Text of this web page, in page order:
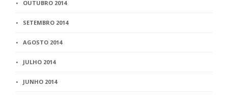
OUTUBRO 2014
SETEMBRO 2014
AGOSTO 2014
JULHO 2014
JUNHO 2014